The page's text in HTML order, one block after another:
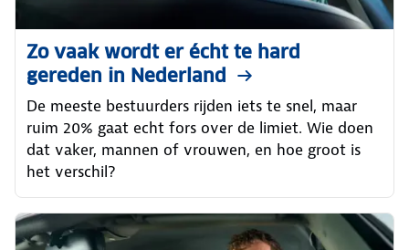
Zo vaak wordt er écht te hard
gereden in Nederland
De meeste bestuurders rijden iets te snel, maar
ruim 20% gaat echt fors over de limiet. Wie doen
dat vaker, mannen of vrouwen, en hoe groot is
het verschil?